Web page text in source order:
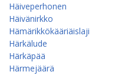
Häiveperhonen
Häivänirkko
Hämärikkökääriäislaji
Härkälude
Härkäpää
Härmejäärä